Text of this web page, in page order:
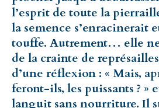
l’esprit de toute la
la semence s’enracinerait
touffe. Autrement… elle
de la crainte de
d’une réflexion : « Mais,
feront-ils, les puissants ? »
languit sans nourriture. Il